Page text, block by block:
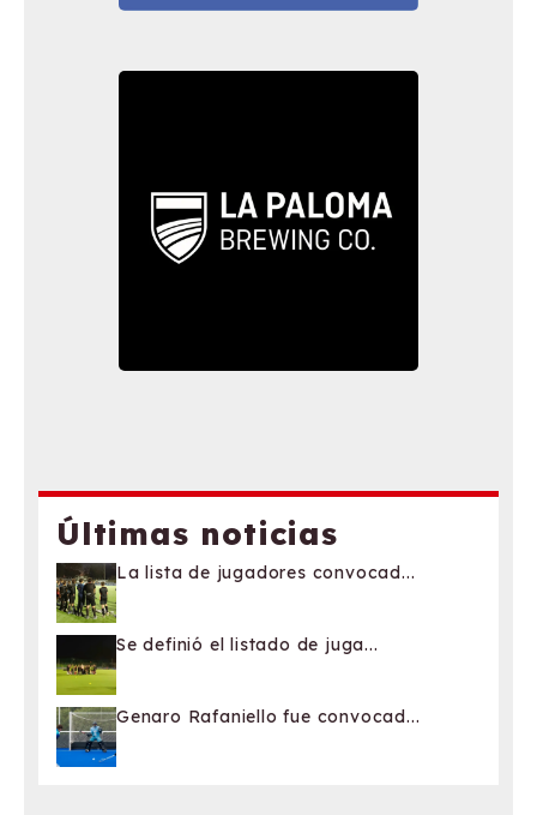
Últimas noticias
La lista de jugadores convocad...
Se definió el listado de juga...
Genaro Rafaniello fue convocad...